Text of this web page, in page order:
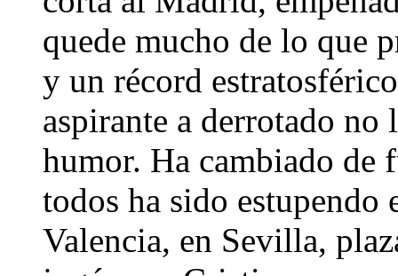
quede mucho de lo que
y un récord
aspirante a derrotado
humor. Ha cambiado de
todos ha sido
Valencia, en Sevilla,